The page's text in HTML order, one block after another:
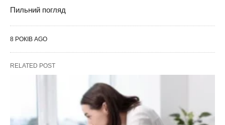
Пильний погляд
8 РОКІВ AGO
RELATED POST